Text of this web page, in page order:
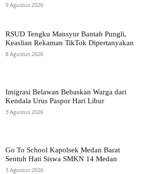
9 Agustus 2026
RSUD Tengku Mansyur Bantah Pungli,
Keaslian Rekaman TikTok Dipertanyakan
8 Agustus 2026
Imigrasi Belawan Bebaskan Warga dari
Kendala Urus Paspor Hari Libur
3 Agustus 2026
Go To School Kapolsek Medan Barat
Sentuh Hati Siswa SMKN 14 Medan
3 Agustus 2026